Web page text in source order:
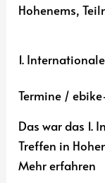
1.
Termine /
Das war das 1.
Treffen in
Mehr erfahren
Internationales